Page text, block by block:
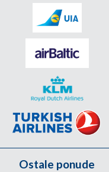
Ostale ponude